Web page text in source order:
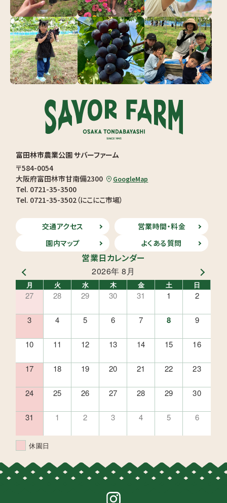
富田林市農業公園 サバーファーム
〒584-0054
大阪府富田林市甘南備2300
GoogleMap
Tel. 0721-35-3500
Tel. 0721-35-3502（にこにこ市場）
交通アクセス
営業時間・料金
園内マップ
よくある質問
営業日カレンダー
2026年 8月
月 火 水 木 金 土 日
27 28 29 30 31 1 2
3 4 5 6 7 8 9
10 11 12 13 14 15 16
17 18 19 20 21 22 23
24 25 26 27 28 29 30
31 1 2 3 4 5 6
休園日